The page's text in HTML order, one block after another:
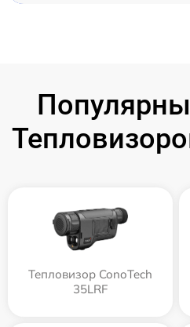
Тепловизор ConoTech
35LRF